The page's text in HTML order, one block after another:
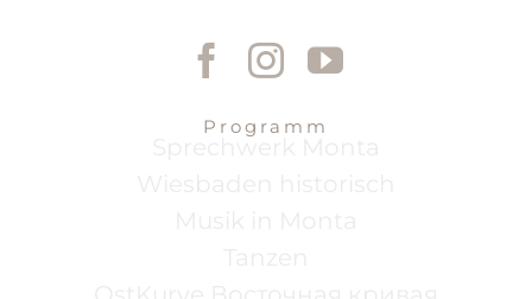
Programm